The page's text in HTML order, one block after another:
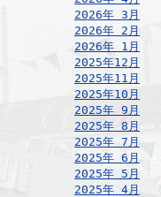
2026年 3月
2026年 2月
2026年 1月
2025年12月
2025年11月
2025年10月
2025年 9月
2025年 8月
2025年 7月
2025年 6月
2025年 5月
2025年 4月